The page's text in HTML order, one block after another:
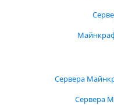
Сервера
Сервера